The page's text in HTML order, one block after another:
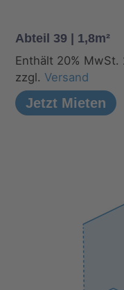
Abteil 39 | 1,8m²
Enthält 20% MwSt.
zzgl.Versand
Jetzt Mieten